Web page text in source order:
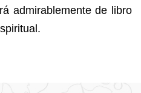
admirablemente de libro